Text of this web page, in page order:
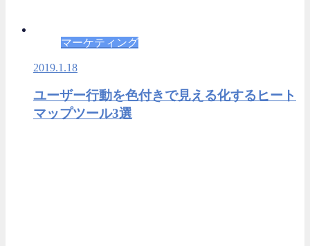
マーケティング
2019.1.18
ユーザー行動を色付きで見える化するヒート
マップツール3選